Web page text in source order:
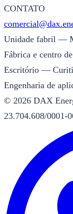
CONTATO
Unidade fabril —
Fábrica e centro
Escritório —
Engenharia de
© 2026 DAX
23.704.608/0001-